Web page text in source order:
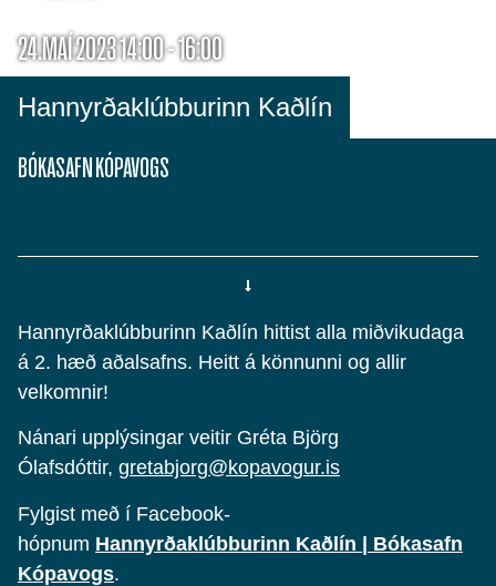
24.MAÍ 2023 14:00 - 16:00
Hannyrðaklúbburinn Kaðlín
BÓKASAFN KÓPAVOGS
Hannyrðaklúbburinn Kaðlín hittist alla miðvikudaga
á 2. hæð aðalsafns. Heitt á könnunni og allir
velkomnir!
Nánari upplýsingar veitir Gréta Björg
Ólafsdóttir, gretabjorg@kopavogur.is
Fylgist með í Facebook-
hópnum Hannyrðaklúbburinn Kaðlín | Bókasafn
Kópavogs.